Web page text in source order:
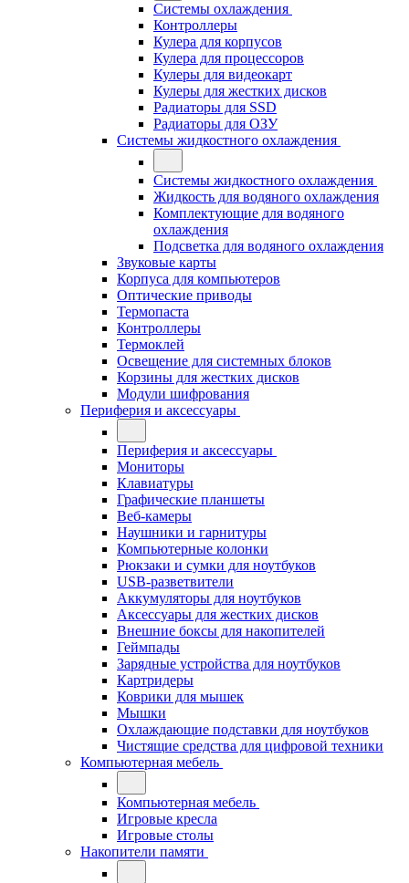
Системы охлаждения
Контроллеры
Кулера для корпусов
Кулера для процессоров
Кулеры для видеокарт
Кулеры для жестких дисков
Радиаторы для SSD
Радиаторы для ОЗУ
Системы жидкостного охлаждения
Системы жидкостного охлаждения
Жидкость для водяного охлаждения
Комплектующие для водяного
охлаждения
Подсветка для водяного охлаждения
Звуковые карты
Корпуса для компьютеров
Оптические приводы
Термопаста
Контроллеры
Термоклей
Освещение для системных блоков
Корзины для жестких дисков
Модули шифрования
Периферия и аксессуары
Периферия и аксессуары
Мониторы
Клавиатуры
Графические планшеты
Веб-камеры
Наушники и гарнитуры
Компьютерные колонки
Рюкзаки и сумки для ноутбуков
USB-разветвители
Аккумуляторы для ноутбуков
Аксессуары для жестких дисков
Внешние боксы для накопителей
Геймпады
Зарядные устройства для ноутбуков
Картридеры
Коврики для мышек
Мышки
Охлаждающие подставки для ноутбуков
Чистящие средства для цифровой техники
Компьютерная мебель
Компьютерная мебель
Игровые кресла
Игровые столы
Накопители памяти